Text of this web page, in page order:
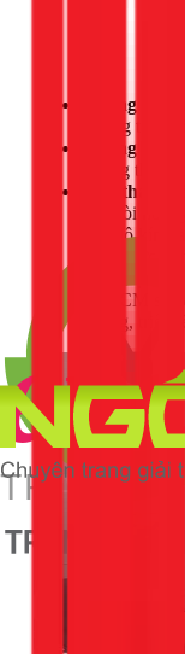
Không hiệu
nhưng tiếng
Không rõ
không thể
Cần thay
cấp đòi hỏi
bảo độ kín
rò rỉ nước
Tiết kiệm
TPHCM sẽ
chóng, triệt